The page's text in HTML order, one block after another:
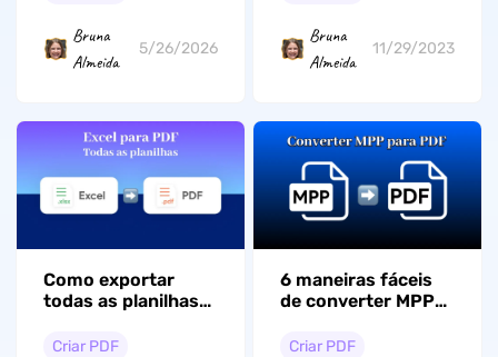
Bruna
Almeida
5/26/2026
Bruna
Almeida
11/29/2023
Como exportar
todas as planilhas
um guia completo
Criar PDF
6 maneiras fáceis
de converter MPP
segundos
Criar PDF